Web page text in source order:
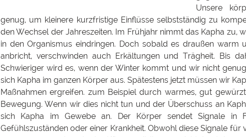
Unsere
genug, um kleinere kurzfristige Einflüsse selbstständig zu
den Wechsel der Jahreszeiten. Im Frühjahr nimmt das Kapha zu,
in den Organismus eindringen. Doch sobald es draußen warm
anbricht, verschwinden auch Erkältungen und Trägheit. Bis
Schwieriger wird es, wenn der Winter kommt und wir nicht
sich Kapha im ganzen Körper aus. Spätestens jetzt müssen wir
Maßnahmen ergreifen. zum Beispiel durch warmes, gut
Bewegung. Wenn wir dies nicht tun und der Überschuss an
sich Kapha im Gewebe an. Der Körper sendet Signale in
Gefühlszuständen oder einer Krankheit. Obwohl diese Signale für